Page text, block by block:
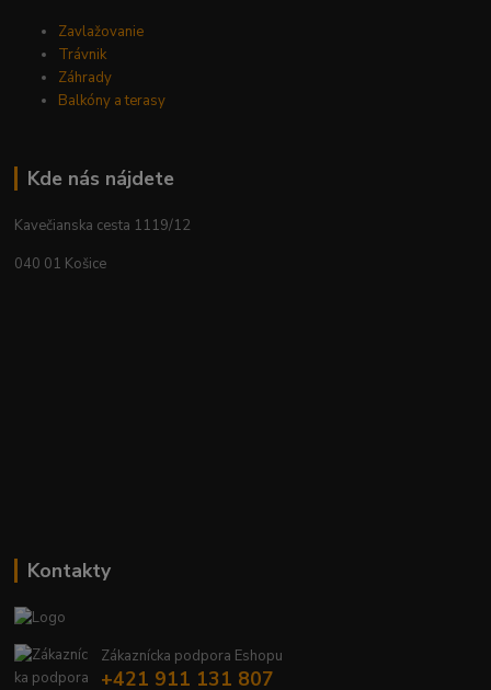
Zavlažovanie
Trávnik
Záhrady
Balkóny a terasy
Kde nás nájdete
Kavečianska cesta 1119/12
040 01 Košice
Kontakty
Zákaznícka podpora Eshopu
+421 911 131 807